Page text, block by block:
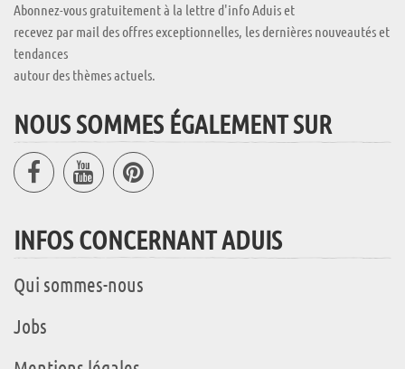
Abonnez-vous gratuitement à la lettre d'info Aduis et
recevez par mail des offres exceptionnelles, les dernières nouveautés et
tendances
autour des thèmes actuels.
NOUS SOMMES ÉGALEMENT SUR
INFOS CONCERNANT ADUIS
Qui sommes-nous
Jobs